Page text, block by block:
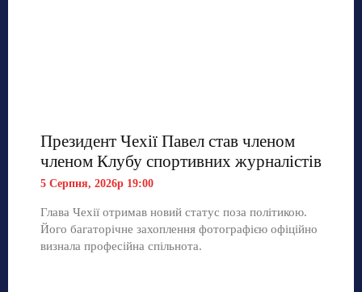
Президент Чехії Павел став членом
членом Клубу спортивних журналістів
5 Серпня, 2026р 19:00
Глава Чехії отримав новий статус поза політикою.
Його багаторічне захоплення фотографією офіційно
визнала професійна спільнота.